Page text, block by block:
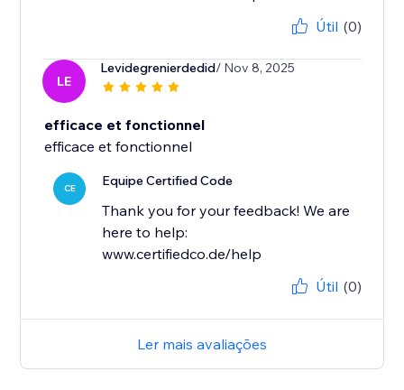
Útil (0)
LE
Levidegrenierdedid/ Nov 8, 2025
efficace et fonctionnel
efficace et fonctionnel
CE Equipe Certified Code
Thank you for your feedback! We are
here to help:
www.certifiedco.de/help
Útil (0)
Ler mais avaliações